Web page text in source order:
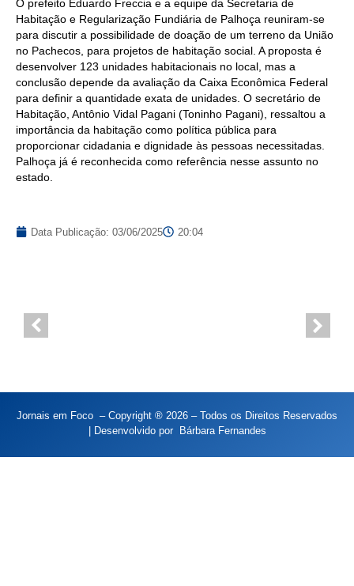
O prefeito Eduardo Freccia e a equipe da Secretaria de
Habitação e Regularização Fundiária de Palhoça reuniram-se
para discutir a possibilidade de doação de um terreno da União
no Pachecos, para projetos de habitação social. A proposta é
desenvolver 123 unidades habitacionais no local, mas a
conclusão depende da avaliação da Caixa Econômica Federal
para definir a quantidade exata de unidades. O secretário de
Habitação, Antônio Vidal Pagani (Toninho Pagani), ressaltou a
importância da habitação como política pública para
proporcionar cidadania e dignidade às pessoas necessitadas.
Palhoça já é reconhecida como referência nesse assunto no
estado.
Data Publicação: 03/06/2025 20:04
Jornais em Foco – Copyright ® 2026 – Todos os Direitos Reservados
| Desenvolvido por Bárbara Fernandes